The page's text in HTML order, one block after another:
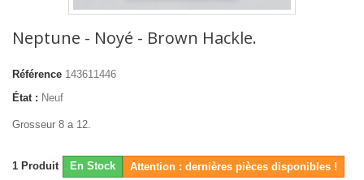
Neptune - Noyé - Brown Hackle.
Référence 143611446
État : Neuf
Grosseur 8 a 12.
1 Produit En Stock Attention : dernières pièces disponibles !